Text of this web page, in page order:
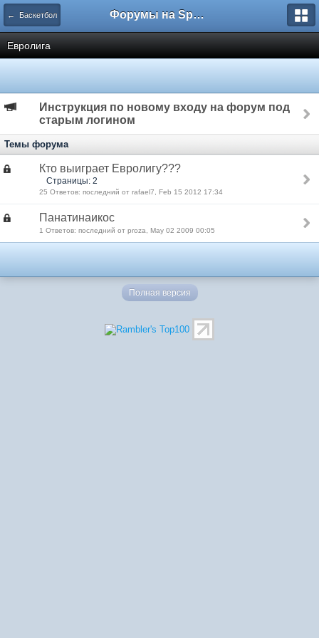
← Баскетбол Форумы на Sportbox.ru
Евролига
Инструкция по новому входу на форум под
старым логином
Темы форума
Кто выиграет Евролигу???
Страницы: 2
25 Ответов: последний от rafael7, Feb 15 2012 17:34
Панатинаикос
1 Ответов: последний от proza, May 02 2009 00:05
Полная версия